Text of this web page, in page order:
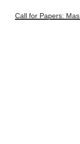
Call for Papers: